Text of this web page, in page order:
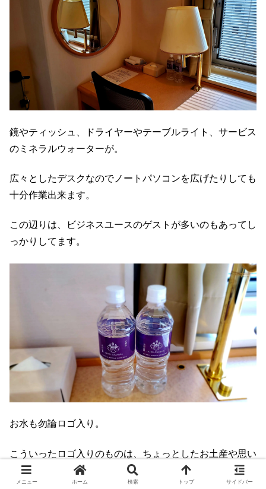
鏡やティッシュ、ドライヤーやテーブルライト、サービス
のミネラルウォーターが。
広々としたデスクなのでノートパソコンを広げたりしても
十分作業出来ます。
この辺りは、ビジネスユースのゲストが多いのもあってし
っかりしてます。
お水も勿論ロゴ入り。
こういったロゴ入りのものは、ちょっとしたお土産や思い
出になりますね。
メニュー ホーム 検索 トップ サイドバー